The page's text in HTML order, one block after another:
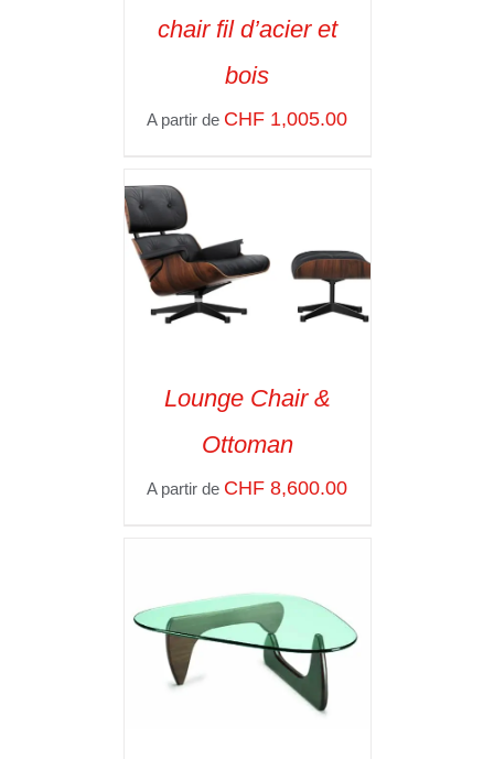
VOIR LES
chair fil d’acier et
bois
A partir de CHF 1,005.00
VOIR LES
Lounge Chair &
Ottoman
A partir de CHF 8,600.00